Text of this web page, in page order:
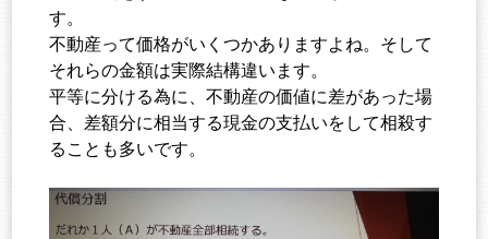
す。
不動産って価格がいくつかありますよね。そして
それらの金額は実際結構違います。
平等に分ける為に、不動産の価値に差があった場
合、差額分に相当する現金の支払いをして相殺す
ることも多いです。